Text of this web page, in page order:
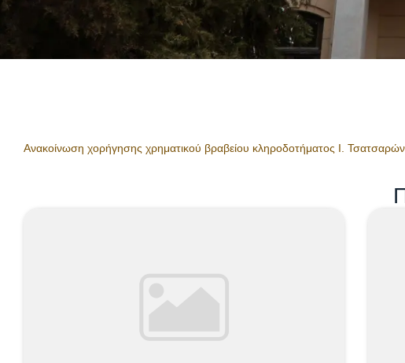
Ανακοίνωση χορήγησης χρηματικού βραβείου κληροδοτήματος Ι.